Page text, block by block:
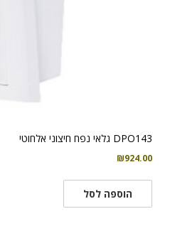
DPO143 גלאי נפח חיצוני אלחוטי
₪924.00
הוספה לסל